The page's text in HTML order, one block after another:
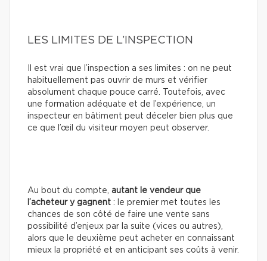
LES LIMITES DE L’INSPECTION
Il est vrai que l’inspection a ses limites : on ne peut
habituellement pas ouvrir de murs et vérifier
absolument chaque pouce carré. Toutefois, avec
une formation adéquate et de l’expérience, un
inspecteur en bâtiment peut déceler bien plus que
ce que l’œil du visiteur moyen peut observer.
Au bout du compte, autant le vendeur que
l’acheteur y gagnent : le premier met toutes les
chances de son côté de faire une vente sans
possibilité d’enjeux par la suite (vices ou autres),
alors que le deuxième peut acheter en connaissant
mieux la propriété et en anticipant ses coûts à venir.